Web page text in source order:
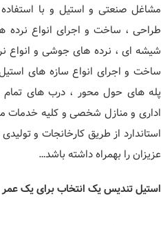
مشاغل صنعتی و استیل و با
طراحی ، ساخت و اجرای انواع نرده
شیشه ای ، نرده های جوشی و انواع
ساخت و اجرای انواع سازه های
پله های حول محور ، درب های تمام
اداری و منازل شخصی و کلیه خدمات
استاندارد از طریق کارخانجات و
عزیزان را بهمراه داشته باشد…
استیل تندیس یک انتخاب برای یک عمر